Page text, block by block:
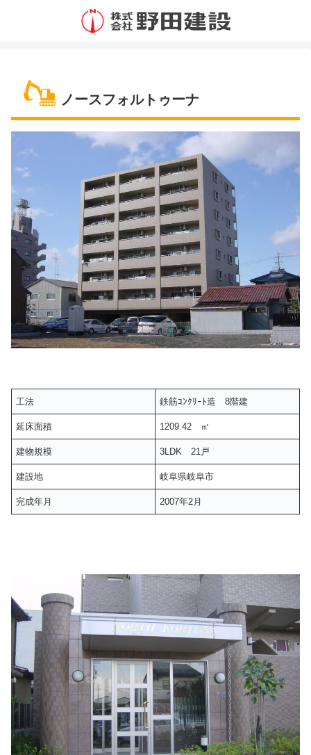
ノースフォルトゥーナ
工法 鉄筋ｺﾝｸﾘｰﾄ造 8階建
延床面積 1209.42 ㎡
建物規模 3LDK 21戸
建設地 岐阜県岐阜市
完成年月 2007年2月